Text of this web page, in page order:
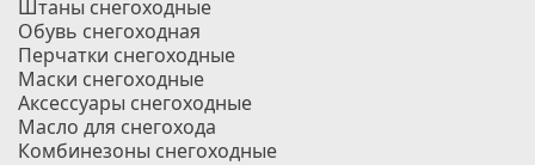
Штаны снегоходные
Обувь снегоходная
Перчатки снегоходные
Маски снегоходные
Аксессуары снегоходные
Масло для снегохода
Комбинезоны снегоходные